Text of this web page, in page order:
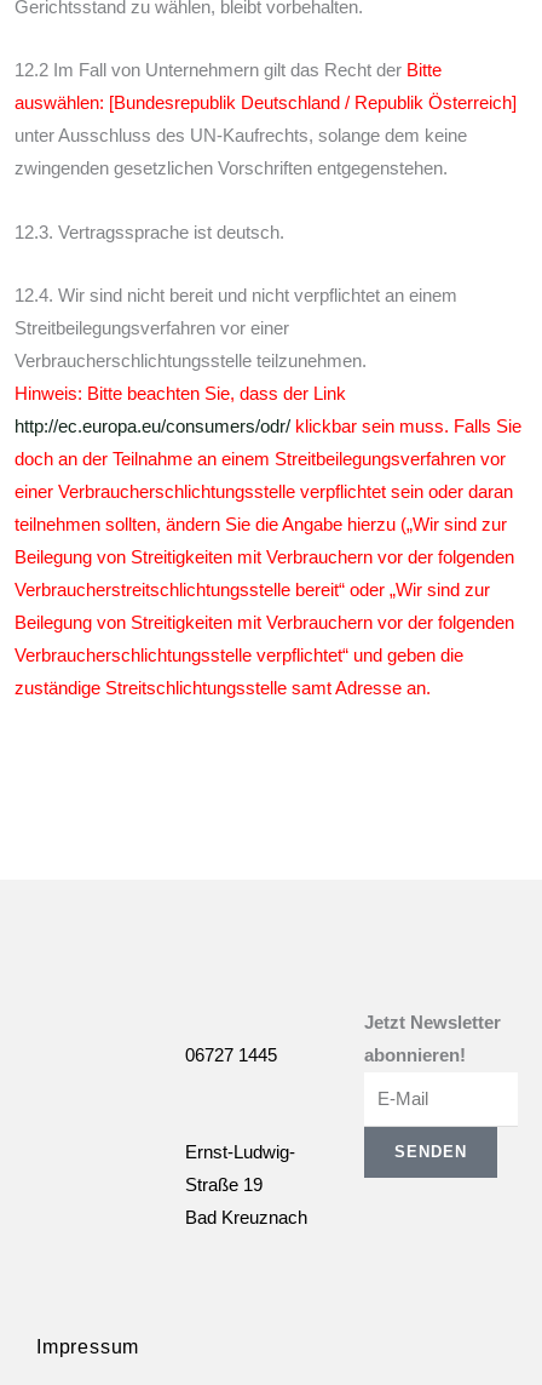
Gerichtsstand zu wählen, bleibt vorbehalten.
12.2 Im Fall von Unternehmern gilt das Recht der Bitte
auswählen: [Bundesrepublik Deutschland / Republik Österreich]
unter Ausschluss des UN-Kaufrechts, solange dem keine
zwingenden gesetzlichen Vorschriften entgegenstehen.
12.3. Vertragssprache ist deutsch.
12.4. Wir sind nicht bereit und nicht verpflichtet an einem
Streitbeilegungsverfahren vor einer
Verbraucherschlichtungsstelle teilzunehmen.
Hinweis: Bitte beachten Sie, dass der Link
http://ec.europa.eu/consumers/odr/ klickbar sein muss. Falls Sie
doch an der Teilnahme an einem Streitbeilegungsverfahren vor
einer Verbraucherschlichtungsstelle verpflichtet sein oder daran
teilnehmen sollten, ändern Sie die Angabe hierzu („Wir sind zur
Beilegung von Streitigkeiten mit Verbrauchern vor der folgenden
Verbraucherstreitschlichtungsstelle bereit“ oder „Wir sind zur
Beilegung von Streitigkeiten mit Verbrauchern vor der folgenden
Verbraucherschlichtungsstelle verpflichtet“ und geben die
zuständige Streitschlichtungsstelle samt Adresse an.
06727 1445
Ernst-Ludwig-
Straße 19
Bad Kreuznach
Jetzt Newsletter
abonnieren!
SENDEN
Impressum